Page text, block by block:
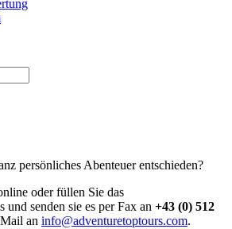
persönliches Abenteuer entschieden?
oder füllen Sie das
und senden sie es per Fax an +43 (0) 512
an info@adventuretoptours.com.